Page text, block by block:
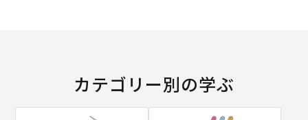
カテゴリー別の学ぶ